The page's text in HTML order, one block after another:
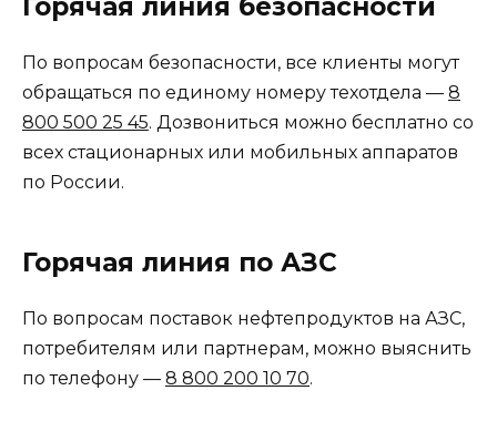
Горячая линия безопасности
По вопросам безопасности, все клиенты могут
обращаться по единому номеру техотдела — 8
800 500 25 45. Дозвониться можно бесплатно со
всех стационарных или мобильных аппаратов
по России.
Горячая линия по АЗС
По вопросам поставок нефтепродуктов на АЗС,
потребителям или партнерам, можно выяснить
по телефону — 8 800 200 10 70.